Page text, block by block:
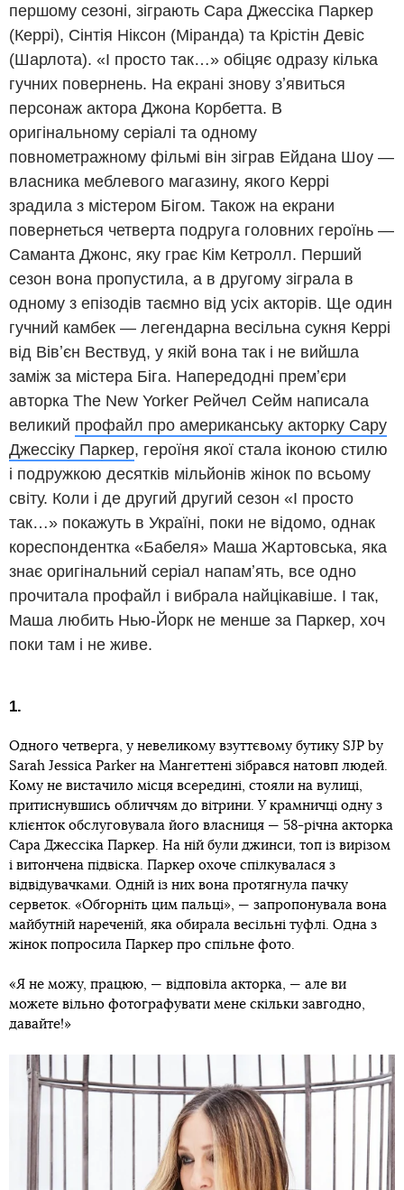
першому сезоні, зіграють Сара Джессіка Паркер
(Керрі), Сінтія Ніксон (Міранда) та Крістін Девіс
(Шарлота). «І просто так…» обіцяє одразу кілька
гучних повернень. На екрані знову зʼявиться
персонаж актора Джона Корбетта. В
оригінальному серіалі та одному
повнометражному фільмі він зіграв Ейдана Шоу —
власника меблевого магазину, якого Керрі
зрадила з містером Бігом. Також на екрани
повернеться четверта подруга головних героїнь —
Саманта Джонс, яку грає Кім Кетролл. Перший
сезон вона пропустила, а в другому зіграла в
одному з епізодів таємно від усіх акторів. Ще один
гучний камбек — легендарна весільна сукня Керрі
від Вівʼєн Вествуд, у якій вона так і не вийшла
заміж за містера Біга. Напередодні премʼєри
авторка The New Yorker Рейчел Сейм написала
великий профайл про американську акторку Сару
Джессіку Паркер, героїня якої стала іконою стилю
і подружкою десятків мільйонів жінок по всьому
світу. Коли і де другий другий сезон «І просто
так…» покажуть в Україні, поки не відомо, однак
кореспондентка «Бабеля» Маша Жартовська, яка
знає оригінальний серіал напамʼять, все одно
прочитала профайл і вибрала найцікавіше. І так,
Маша любить Нью-Йорк не менше за Паркер, хоч
поки там і не живе.
1.
Одного четверга, у невеликому взуттєвому бутику SJP by
Sarah Jessica Parker на Мангеттені зібрався натовп людей.
Кому не вистачило місця всередині, стояли на вулиці,
притиснувшись обличчям до вітрини. У крамничці одну з
клієнток обслуговувала його власниця — 58-річна акторка
Сара Джессіка Паркер. На ній були джинси, топ із вирізом
і витончена підвіска. Паркер охоче спілкувалася з
відвідувачками. Одній із них вона протягнула пачку
серветок. «Обгорніть цим пальці», — запропонувала вона
майбутній нареченій, яка обирала весільні туфлі. Одна з
жінок попросила Паркер про спільне фото.
«Я не можу, працюю, — відповіла акторка, — але ви
можете вільно фотографувати мене скільки завгодно,
давайте!»